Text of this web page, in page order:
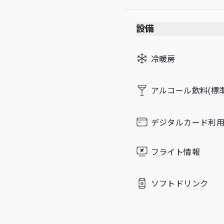
Sunday
設備
冷暖房
アルコール飲料(標
デジタルカード利
フライト情報
ソフトドリンク